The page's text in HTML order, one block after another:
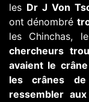
les Dr J Von
ont dénombré
les Chinchas,
chercheurs
avaient le crâne
les crânes
ressembler